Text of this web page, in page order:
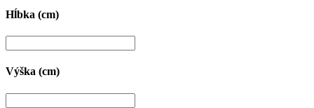
Hĺbka (cm)
Výška (cm)